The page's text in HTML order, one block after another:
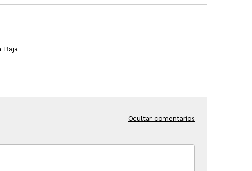
Baja
Ocultar comentarios